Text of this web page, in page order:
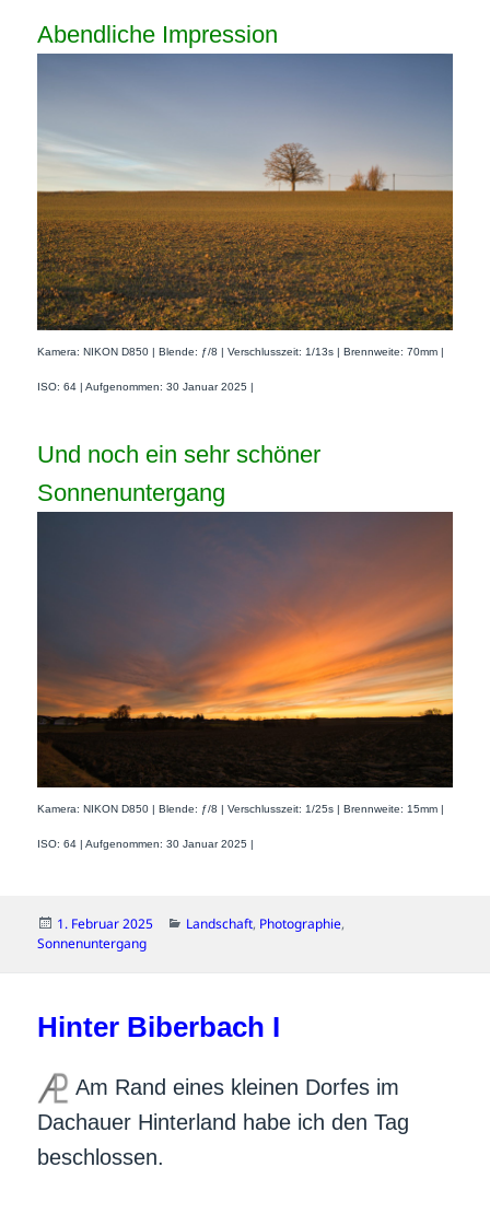
Abendliche Impression
Kamera: NIKON D850 | Blende: ƒ/8 | Verschlusszeit: 1/13s | Brennweite: 70mm |
ISO: 64 | Aufgenommen: 30 Januar 2025 |
Und noch ein sehr schöner
Sonnenuntergang
Kamera: NIKON D850 | Blende: ƒ/8 | Verschlusszeit: 1/25s | Brennweite: 15mm |
ISO: 64 | Aufgenommen: 30 Januar 2025 |
Veröffentlicht
am
1. Februar 2025 Kategorien
Landschaft, Photographie,
Sonnenuntergang
Hinter Biberbach I
Am Rand eines kleinen Dorfes im
Dachauer Hinterland habe ich den Tag
beschlossen.